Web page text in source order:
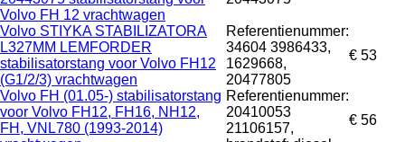
Volvo FH 12 vrachtwagen
Volvo STIYKA STABILIZATORA
L327MM LEMFORDER
stabilisatorstang voor Volvo FH12
(G1/2/3) vrachtwagen
Referentienummer:
34604 3986433,
1629668,
20477805
€ 53
Volvo FH (01.05-) stabilisatorstang
voor Volvo FH12, FH16, NH12,
FH, VNL780 (1993-2014)
Referentienummer:
20410053
21106157,
€ 56